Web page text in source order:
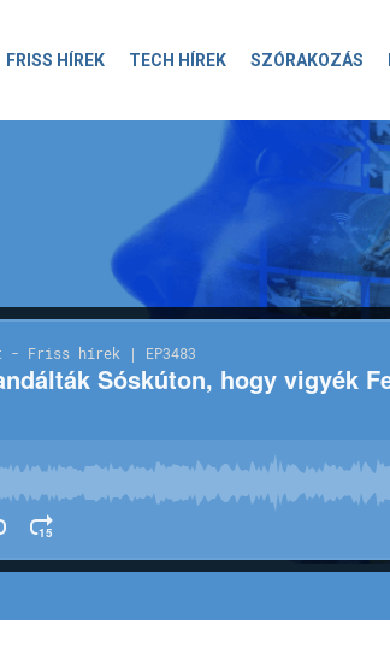
FRISS HÍREK TECH HÍREK SZÓRAKOZÁS